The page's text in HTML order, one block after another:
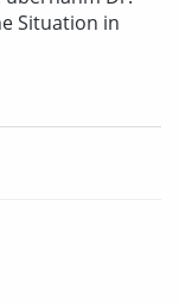
Situation in